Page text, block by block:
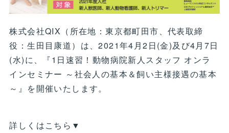
株式会社QIX（所在地：東京都町田市、代表取締
役：生田目康道）は、2021年4月2日(金)及び4月7日
(水)に、『1日速習！動物病院新人スタッフ オンラ
インセミナー ～社会人の基本＆飼い主様接遇の基本
～』を開催いたします。
詳しくはこちら▼